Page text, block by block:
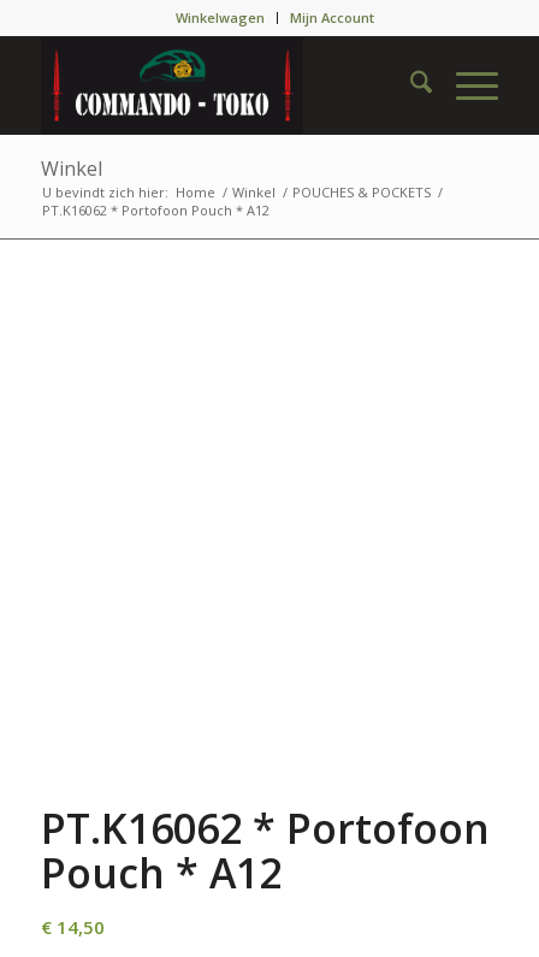
Winkelwagen Mijn Account
Winkel
U bevindt zich hier: Home / Winkel / POUCHES & POCKETS /
PT.K16062 * Portofoon Pouch * A12
PT.K16062 * Portofoon
Pouch * A12
€14,50